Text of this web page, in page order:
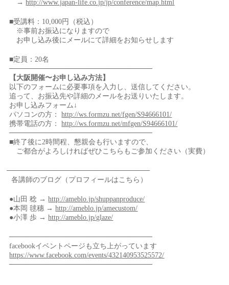
→http://www.japan-life.co.jp/jp/conference/map.html
■受講料：10,000円（税込）
※事前お振込になりますので
お申し込み後にメールにて詳細をお知らせします
■定員：20名
────────────────────────────
【大阪開催〜お申し込み方法】
以下のフォームに必要事項を入力し、送信してください。
追って、お振込先や詳細のメールをお送りいたします。
お申し込みフォーム↓
パソコンの方：http://ws.formzu.net/fgen/S94666101/
携帯電話の方：http://ws.formzu.net/mfgen/S94666101/
────────────────────────────
■終了後に2時間程、懇親会も行いますので、
ご都合がよろしければぜひこちらもご参加ください（実費）
────────────────────────────
各講師のブログ（プロフィールはこちら）
●山田 稔 →http://ameblo.jp/shuppanproduce/
●本岡 毬穗 →http://ameblo.jp/amecustom/
●小澤 歩 →http://ameblo.jp/glaze/
────────────────────────────
facebookイベントページも立ち上がっています
https://www.facebook.com/events/432140953525572/
────────────────────────────